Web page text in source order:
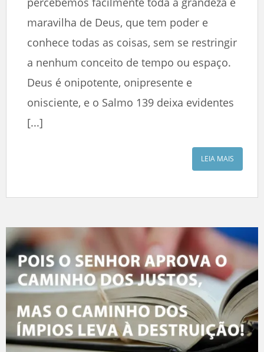
maravilha de Deus, que tem poder e
conhece todas as coisas, sem se restringir
a nenhum conceito de tempo ou espaço.
Deus é onipotente, onipresente e
onisciente, e o Salmo 139 deixa evidentes
[...]
LEIA MAIS